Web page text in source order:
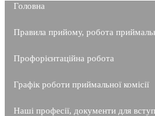
Головна
Правила прийому, робота
Профорієнтаційна робота
Графік роботи приймальної комісії
Наші професії, документи для